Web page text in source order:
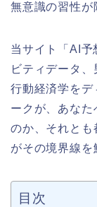
無意識の習性が
当サイト「AI予
ビティデータ
行動経済学をデ
ークが、あなた
のか、それとも
がその境界線を
目次